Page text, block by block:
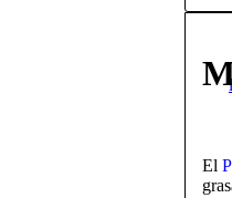
El